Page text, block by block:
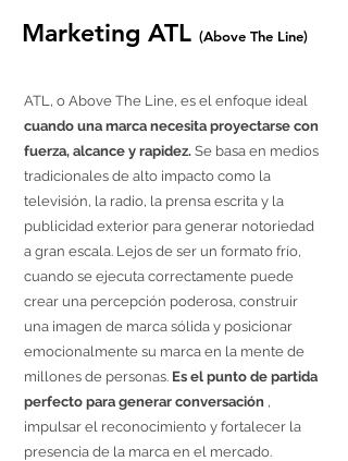
Marketing ATL (Above The Line)
ATL, o Above The Line, es el enfoque ideal
cuando una marca necesita proyectarse con
fuerza, alcance y rapidez. Se basa en medios
tradicionales de alto impacto como la
televisión, la radio, la prensa escrita y la
publicidad exterior para generar notoriedad
a gran escala. Lejos de ser un formato frío,
cuando se ejecuta correctamente puede
crear una percepción poderosa, construir
una imagen de marca sólida y posicionar
emocionalmente su marca en la mente de
millones de personas. Es el punto de partida
perfecto para generar conversación ,
impulsar el reconocimiento y fortalecer la
presencia de la marca en el mercado.